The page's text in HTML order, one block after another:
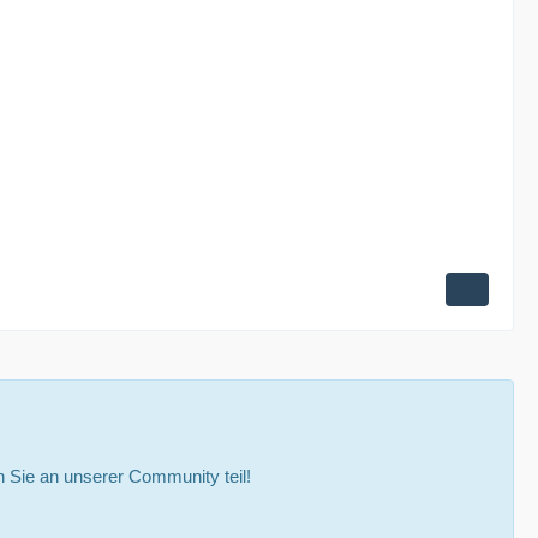
Sie an unserer Community teil!